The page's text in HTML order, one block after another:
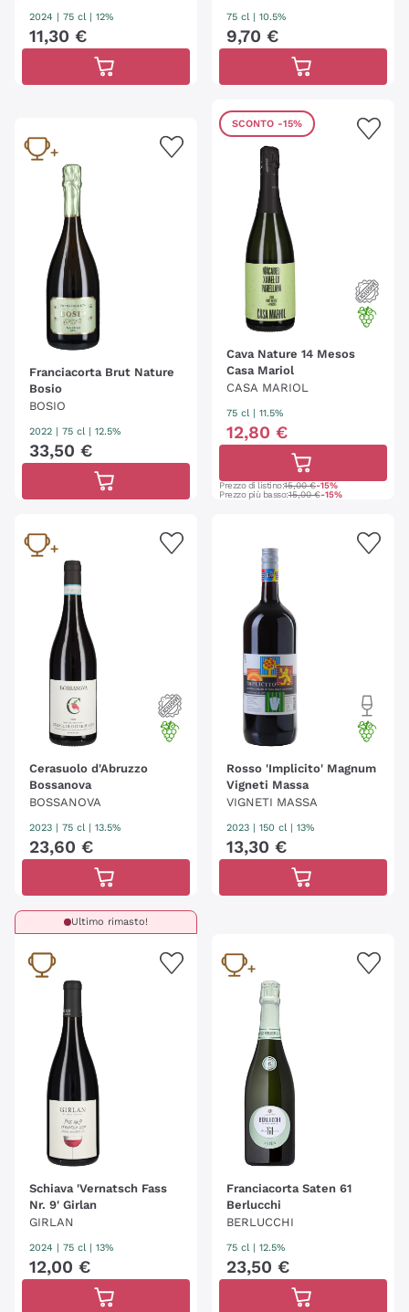
I
2024 75 cl | 12%
11,30 €
75 cl | 10.5%
9,70 €
Franciacorta Brut Nature
Bosio
BOSIO
2022 75 cl | 12.5%
33,50 €
SCONTO -15%
Cava Nature 14 Mesos
Casa Mariol
CASA MARIOL
75 cl | 11.5%
12,80 €
Prezzo di listino:15,00 €-15%
Prezzo più basso:15,00 €-15%
Cerasuolo d'Abruzzo
Bossanova
BOSSANOVA
2023 75 cl | 13.5%
23,60 €
Rosso 'Implicito' Magnum
Vigneti Massa
VIGNETI MASSA
2023 150 cl | 13%
13,30 €
Ultimo rimasto!
Schiava 'Vernatsch Fass
Nr. 9' Girlan
GIRLAN
2024 | 75 cl | 13%
12,00 €
Franciacorta Saten 61
Berlucchi
BERLUCCHI
75 cl | 12.5%
23,50 €